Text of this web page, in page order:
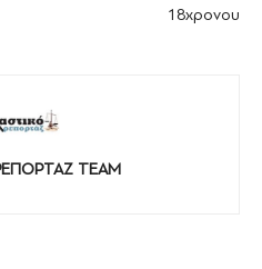
18χρονου
TEAM